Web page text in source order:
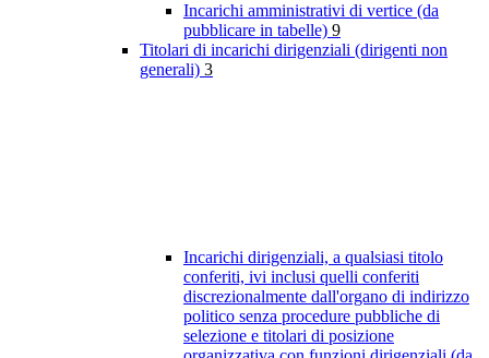
Incarichi amministrativi di vertice (da
pubblicare in tabelle) 9
Titolari di incarichi dirigenziali (dirigenti non
generali) 3
Incarichi dirigenziali, a qualsiasi titolo
conferiti, ivi inclusi quelli conferiti
discrezionalmente dall'organo di indirizzo
politico senza procedure pubbliche di
selezione e titolari di posizione